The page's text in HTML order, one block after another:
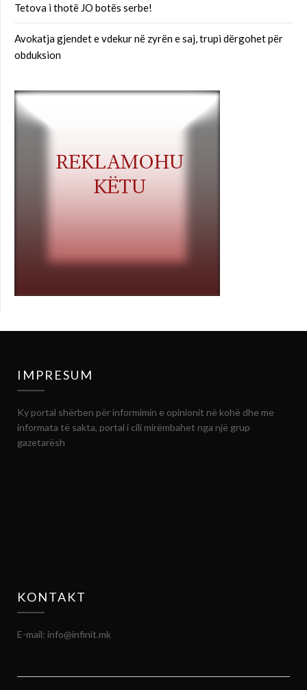
Tetova i thotë JO botës serbe!
Avokatja gjendet e vdekur në zyrën e saj, trupi dërgohet për
obduksion
IMPRESUM
Ky portal shërben për informimin e opinionit në kohë dhe me
informata të sakta, portal i cili mirëmbahet nga një grup
gazetarësh
KONTAKT
E-mail: info@infinit.mk